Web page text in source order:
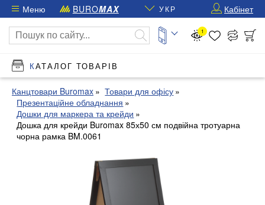
Меню BUROMAX УКР Кабінет
1
КАТАЛОГ ТОВАРІВ
Канцтовари Buromax
Товари для офісу
Презентаційне обладнання
Дошки для маркера та крейди
Дошка для крейди Buromax 85х50 см подвійна тротуарна
чорна рамка BM.0061